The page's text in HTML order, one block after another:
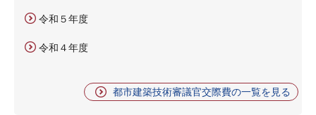
令和５年度
令和４年度
都市建築技術審議官交際費の一覧を見る